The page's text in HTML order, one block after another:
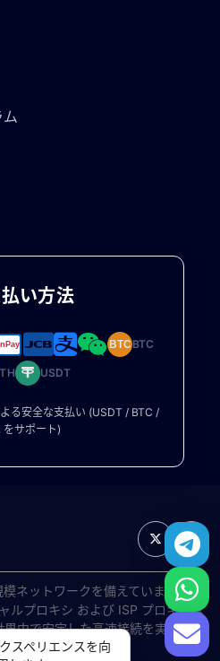
い方法
BTCBTC
USDT
る安全な支払い (USDT / BTC /
をサポート)
ネットワークを備えています
ルプロキシ および ISP プロキシは
中で安定した高速接続を実現しま
す。
スペリエンスを向